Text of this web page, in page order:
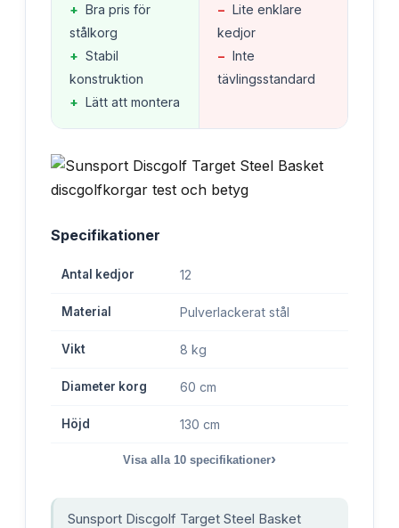
+ Bra pris för
stålkorg
+ Stabil
konstruktion
+ Lätt att montera
− Lite enklare
kedjor
− Inte
tävlingsstandard
Specifikationer
Antal kedjor 12
Material Pulverlackerat stål
Vikt 8 kg
Diameter korg 60 cm
Höjd 130 cm
Visa alla 10 specifikationer›
Sunsport Discgolf Target Steel Basket